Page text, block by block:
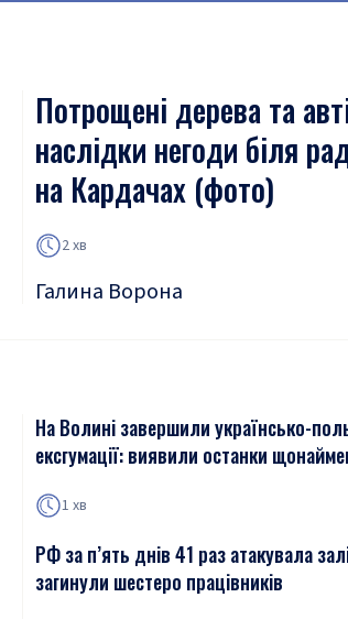
Потрощені дерева та
наслідки негоди біля
на Кардачах (фото)
2 хв
Галина Ворона
На Волині завершили українсько-
ексгумації: виявили останки
1 хв
РФ за п’ять днів 41 раз атакувала
загинули шестеро працівників